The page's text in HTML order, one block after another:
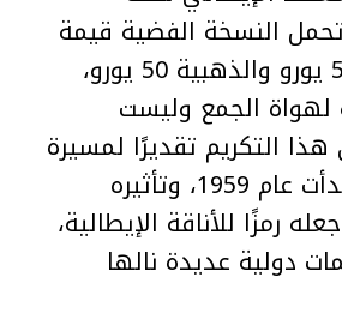
النسخة الفضية قيمة
اسمية قدرها 5 يورو والذهبية 50 يورو،
الجمع وليست
هذا التكريم تقديرًا لمسيرة
فالنتينو التي بدأت عام 1959، وتأثيره
رمزًا للأناقة الإيطالية،
دولية عديدة نالها